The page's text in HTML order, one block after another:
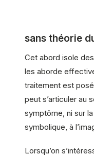
sans théorie
Cet abord isole
les aborde
traitement est
peut s’articuler au
symptôme, ni sur
symbolique, à
Lorsqu’on